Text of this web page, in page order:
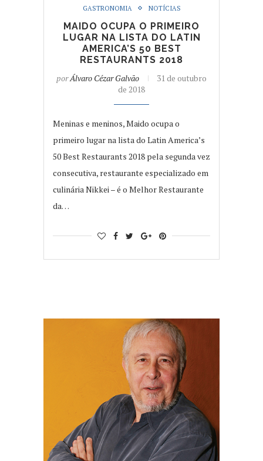
GASTRONOMIA NOTÍCIAS
MAIDO OCUPA O PRIMEIRO
LUGAR NA LISTA DO LATIN
AMERICA’S 50 BEST
RESTAURANTS 2018
porÁlvaro Cézar Galvão
31 de outubro
de 2018
Meninas e meninos, Maido ocupa o
primeiro lugar na lista do Latin America’s
50 Best Restaurants 2018 pela segunda vez
consecutiva, restaurante especializado em
culinária Nikkei – é o Melhor Restaurante
da…